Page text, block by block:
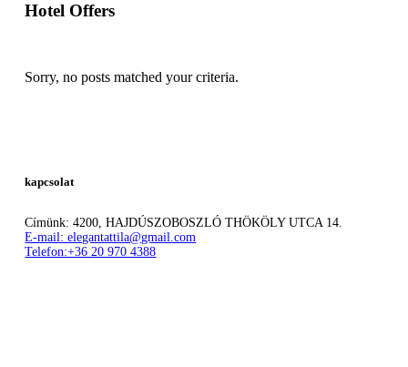
Hotel Offers
Sorry, no posts matched your criteria.
kapcsolat
Címünk: 4200, HAJDÚSZOBOSZLÓ THÖKÖLY UTCA 14.
E-mail: elegantattila@gmail.com
Telefon:+36 20 970 4388